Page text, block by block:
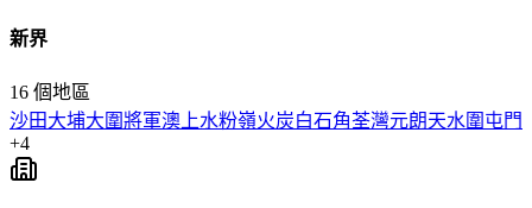
新界
16 個地區
沙田大埔大圍將軍澳上水粉嶺火炭白石角荃灣元朗天水圍 屯門
+4